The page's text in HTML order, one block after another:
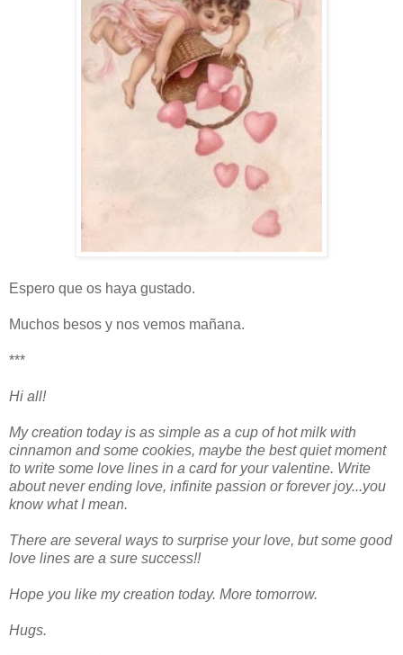
Espero que os haya gustado.
Muchos besos y nos vemos mañana.
***
Hi all!
My creation today is as simple as a cup of hot milk with
cinnamon and some cookies, maybe the best quiet moment
to write some love lines in a card for your valentine. Write
about never ending love, infinite passion or forever joy...you
know what I mean.
There are several ways to surprise your love, but some good
love lines are a sure success!!
Hope you like my creation today. More tomorrow.
Hugs.